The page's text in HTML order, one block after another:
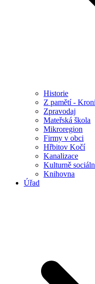
Historie
Z pamětí -
Zpravodaj
Mateřská škola
Mikroregion
Firmy v obci
Hřbitov Kočí
Kanalizace
Kulturně
Knihovna
Úřad